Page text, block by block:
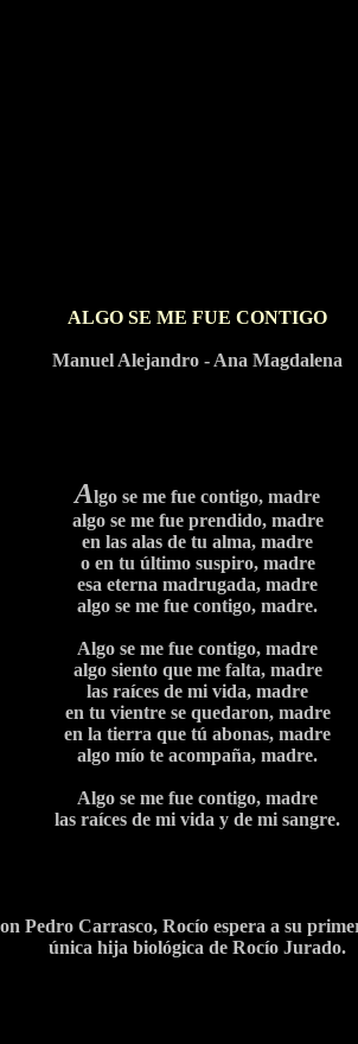
ALGO SE ME FUE CONTIGO
Manuel Alejandro - Ana Magdalena
Algo se me fue contigo, madre
algo se me fue prendido, madre
en las alas de tu alma, madre
o en tu último suspiro, madre
esa eterna madrugada, madre
algo se me fue contigo, madre.
Algo se me fue contigo, madre
algo siento que me falta, madre
las raíces de mi vida, madre
en tu vientre se quedaron, madre
en la tierra que tú abonas, madre
algo mío te acompaña, madre.
Algo se me fue contigo, madre
las raíces de mi vida y de mi sangre.
Pedro Carrasco, Rocío espera a su
única hija biológica de Rocío Jurado.